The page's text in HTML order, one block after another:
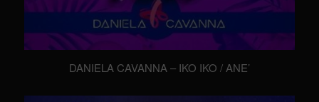
DANIELA CAVANNA – IKO IKO / ANE’